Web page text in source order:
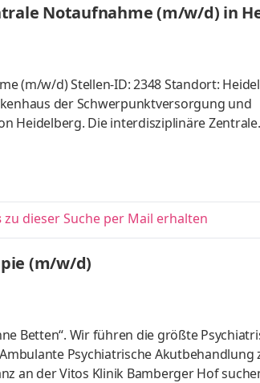
Oberarzt Innere Medizin /
(m/w/d) Stellen-ID: 2348 Standort:
der Schwerpunktversorgung und
Heidelberg. Die interdisziplinäre Zentrale
Jahr. Es stehen nahezu alle
Der Notarztstandort ist an die
zu dieser Suche per Mail erhalten
(m/w/d)
Betten“. Wir führen die größte
Psychiatrische Akutbehandlung
an der Vitos Klinik Bamberger Hof